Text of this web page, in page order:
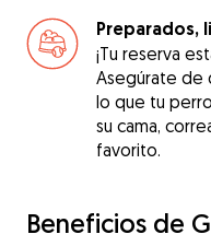
Preparados,
¡Tu reserva
Asegúrate de
lo que tu
su cama,
favorito.
Beneficios de